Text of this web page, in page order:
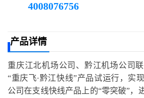
4008076756
产品详情
重庆江北机场公司、黔江机场公司
“重庆飞·黔江快线”产品试运行，实
公司在支线快线产品上的“零突破”，